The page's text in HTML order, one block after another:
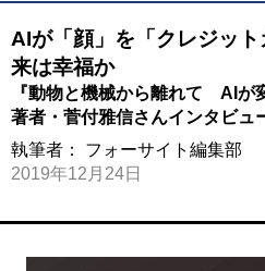
AIが「顔」を「クレジッ
来は幸福か
『動物と機械から離れて AIが
著者・菅付雅信さんインタビュ
執筆者： フォーサイト編集部
2019年12月24日